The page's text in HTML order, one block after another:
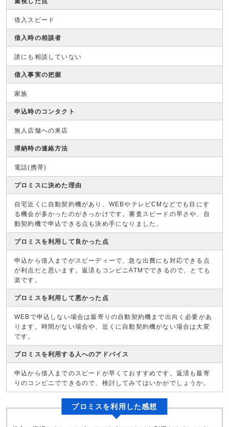
借入スピード
借入時の相談者
誰にも相談していない
借入事実の把握
家族
申込時のコンタクト
無人店舗への来店
滞納時の連絡方法
電話(携帯)
プロミスに決めた理由
自宅近くに自動契約機があり、WEBやテレビCMなどでも目にす
る機会が多かったのがきっかけです。審査スピードの早さや、自
動契約機で申込できる点も決め手になりました。
プロミスを利用して良かった点
申込から借入までがスピーディーで、急な出費にも対応できる点
が利点だと思います。返済もコンビニATMでできるので、とても
楽です。
プロミスを利用して悪かった点
WEBで申込しない場合は最寄りの自動契約機まで出向く必要があ
ります。時間がない場合や、近くに自動契約機がない場合は大変
です。
プロミスを利用する人へのアドバイス
申込から借入までのスピードが早くておすすめです。返済も最寄
りのコンビニでできるので、検討してみてはいかがでしょうか。
プロミスを利用した感想